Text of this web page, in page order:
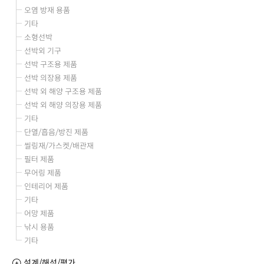
오염 방재 용품
기타
소형선박
선박외 기구
선박 구조용 제품
선박 의장용 제품
선박 외 해양 구조용 제품
선박 외 해양 의장용 제품
기타
단열/흡음/방진 제품
씰링재/가스켓/배관재
필터 제품
무어링 제품
인테리어 제품
기타
어망 제품
낚시 용품
기타